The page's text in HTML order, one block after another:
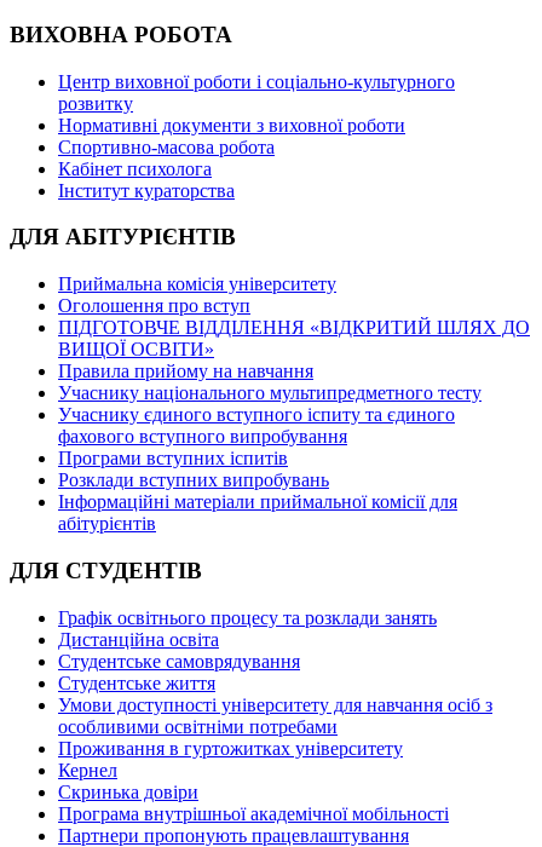
ВИХОВНА РОБОТА
Центр виховної роботи і соціально-культурного
розвитку
Нормативні документи з виховної роботи
Спортивно-масова робота
Кабінет психолога
Інститут кураторства
ДЛЯ АБІТУРІЄНТІВ
Приймальна комісія університету
Оголошення про вступ
ПІДГОТОВЧЕ ВІДДІЛЕННЯ «ВІДКРИТИЙ ШЛЯХ ДО
ВИЩОЇ ОСВІТИ»
Правила прийому на навчання
Учаснику національного мультипредметного тесту
Учаснику єдиного вступного іспиту та єдиного
фахового вступного випробування
Програми вступних іспитів
Розклади вступних випробувань
Інформаційні матеріали приймальної комісії для
абітурієнтів
ДЛЯ СТУДЕНТІВ
Графік освітнього процесу та розклади занять
Дистанційна освіта
Студентське самоврядування
Студентське життя
Умови доступності університету для навчання осіб з
особливими освітніми потребами
Проживання в гуртожитках університету
Кернел
Скринька довіри
Програма внутрішньої академічної мобільності
Партнери пропонують працевлаштування